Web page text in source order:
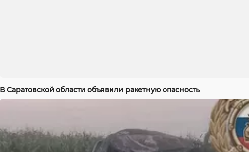
В Саратовской области объявили ракетную опасность